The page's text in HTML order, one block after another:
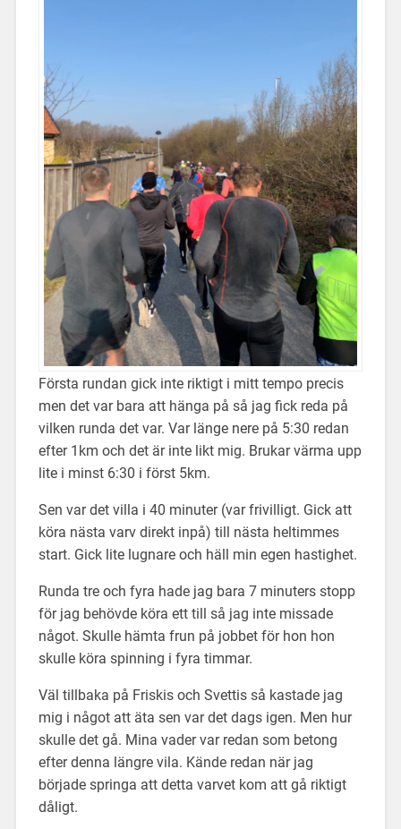
Första rundan gick inte riktigt i mitt tempo precis
men det var bara att hänga på så jag fick reda på
vilken runda det var. Var länge nere på 5:30 redan
efter 1km och det är inte likt mig. Brukar värma upp
lite i minst 6:30 i först 5km.
Sen var det villa i 40 minuter (var frivilligt. Gick att
köra nästa varv direkt inpå) till nästa heltimmes
start. Gick lite lugnare och häll min egen hastighet.
Runda tre och fyra hade jag bara 7 minuters stopp
för jag behövde köra ett till så jag inte missade
något. Skulle hämta frun på jobbet för hon hon
skulle köra spinning i fyra timmar.
Väl tillbaka på Friskis och Svettis så kastade jag
mig i något att äta sen var det dags igen. Men hur
skulle det gå. Mina vader var redan som betong
efter denna längre vila. Kände redan när jag
började springa att detta varvet kom att gå riktigt
dåligt.